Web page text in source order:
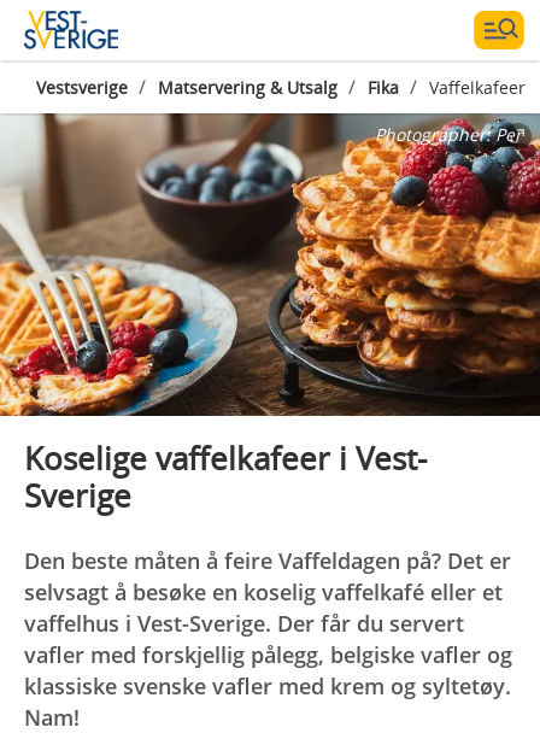
Vestsverige / Matservering & Utsalg / Fika / Vaffelkafeer
Photographer:Per
Koselige vaffelkafeer i Vest-
Sverige
Den beste måten å feire Vaffeldagen på? Det er
selvsagt å besøke en koselig vaffelkafé eller et
vaffelhus i Vest-Sverige. Der får du servert
vafler med forskjellig pålegg, belgiske vafler og
klassiske svenske vafler med krem og syltetøy.
Nam!